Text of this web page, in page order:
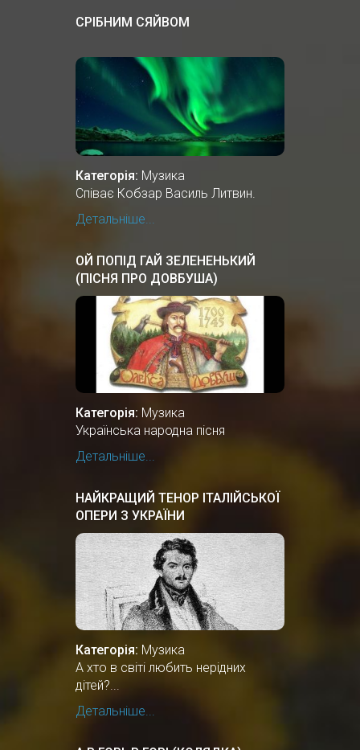
СРІБНИМ СЯЙВОМ
Категорія: Музика
Співає Кобзар Василь Литвин.
Детальніше...
ОЙ ПОПІД ГАЙ ЗЕЛЕНЕНЬКИЙ
(ПІСНЯ ПРО ДОВБУША)
Категорія: Музика
Українська народна пісня
Детальніше...
НАЙКРАЩИЙ ТЕНОР ІТАЛІЙСЬКОЇ
ОПЕРИ З УКРАЇНИ
Категорія: Музика
А хто в світі любить нерідних
дітей?...
Детальніше...